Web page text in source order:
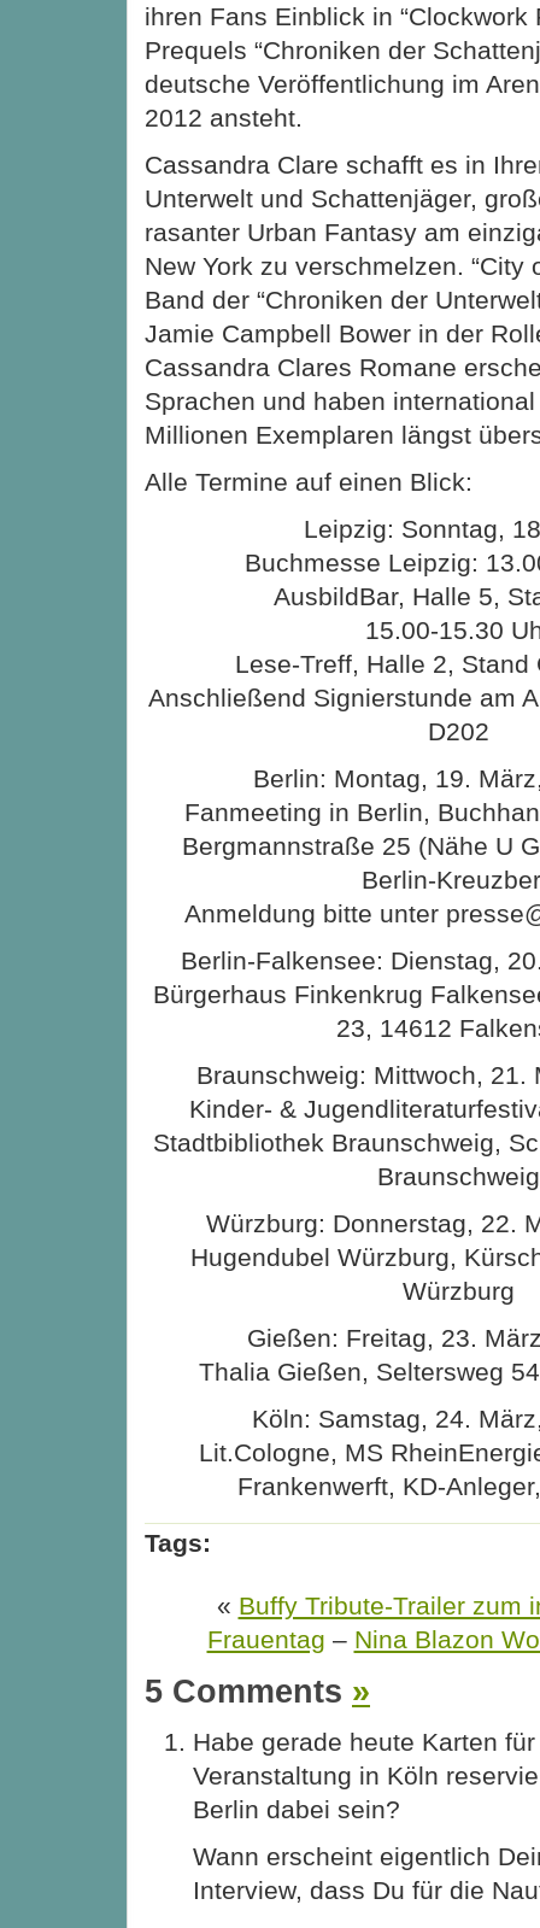
ihren Fans Einblick in “Clockwork
Prequels “Chroniken der
deutsche Veröffentlichung im
2012 ansteht.
Cassandra Clare schafft es in
Unterwelt und Schattenjäger,
rasanter Urban Fantasy am
New York zu verschmelzen. “City
Band der “Chroniken der
Jamie Campbell Bower in der
Cassandra Clares Romane
Sprachen und haben
Millionen Exemplaren längst
Alle Termine auf einen Blick:
Leipzig: Sonntag,
Buchmesse Leipzig:
AusbildBar, Halle 5,
15.00-15.30
Lese-Treff, Halle 2, Stand
Anschließend Signierstunde am
D202
Berlin: Montag, 19.
Fanmeeting in Berlin,
Bergmannstraße 25 (Nähe U
Berlin-
Anmeldung bitte unter
Berlin-Falkensee: Dienstag,
Bürgerhaus Finkenkrug
23, 14612
Braunschweig: Mittwoch, 21.
Kinder- &
Stadtbibliothek Braunschweig,
Braunschweig
Würzburg: Donnerstag, 22.
Hugendubel Würzburg,
Würzburg
Gießen: Freitag, 23.
Thalia Gießen, Seltersweg
Köln: Samstag, 24.
Lit.Cologne, MS
Frankenwerft, KD-
Tags:
« Buffy Tribute-Trailer zum
Frauentag – Nina Blazon
5 Comments »
Habe gerade heute Karten
Veranstaltung in Köln
Berlin dabei sein?
Wann erscheint eigentlich
Interview, dass Du für die